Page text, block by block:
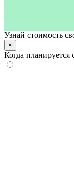
Узнай стоимость
×
Когда планируется